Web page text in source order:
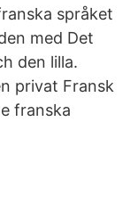
språket
med Det
den lilla.
privat Fransk
franska